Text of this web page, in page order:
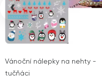
Vánoční nálepky na nehty -
tučňáci
‹